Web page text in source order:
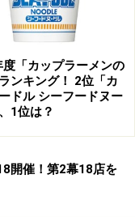
「カップラーメンの
ンキング！ 2位「カ
ドル シーフードヌー
1位は？
開催！第2幕18店を